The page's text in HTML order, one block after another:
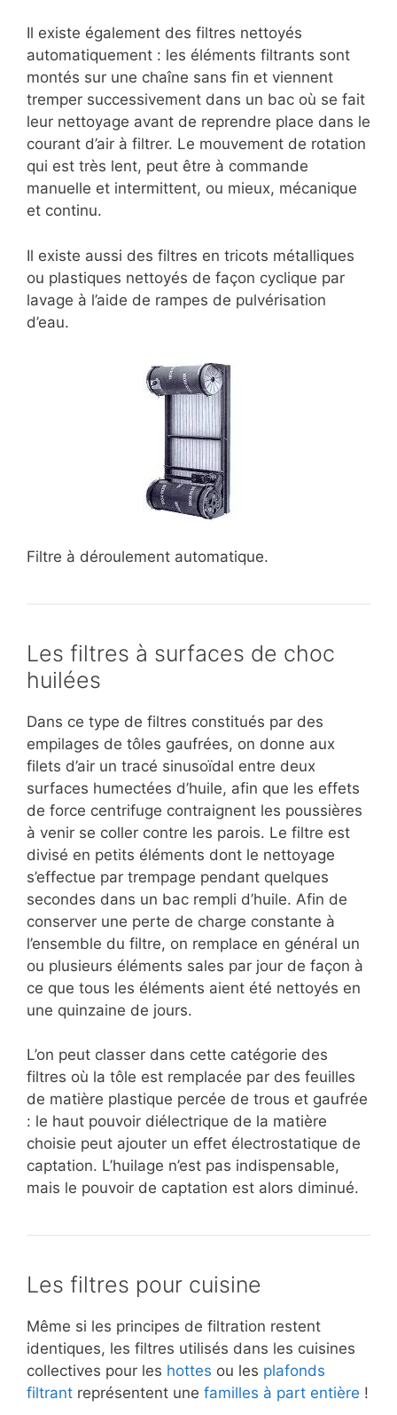
Il existe également des filtres nettoyés
automatiquement : les éléments filtrants sont
montés sur une chaîne sans fin et viennent
tremper successivement dans un bac où se fait
leur nettoyage avant de reprendre place dans le
courant d’air à filtrer. Le mouvement de rotation
qui est très lent, peut être à commande
manuelle et intermittent, ou mieux, mécanique
et continu.
Il existe aussi des filtres en tricots métalliques
ou plastiques nettoyés de façon cyclique par
lavage à l’aide de rampes de pulvérisation
d’eau.
Filtre à déroulement automatique.
Les filtres à surfaces de choc
huilées
Dans ce type de filtres constitués par des
empilages de tôles gaufrées, on donne aux
filets d’air un tracé sinusoïdal entre deux
surfaces humectées d’huile, afin que les effets
de force centrifuge contraignent les poussières
à venir se coller contre les parois. Le filtre est
divisé en petits éléments dont le nettoyage
s’effectue par trempage pendant quelques
secondes dans un bac rempli d’huile. Afin de
conserver une perte de charge constante à
l’ensemble du filtre, on remplace en général un
ou plusieurs éléments sales par jour de façon à
ce que tous les éléments aient été nettoyés en
une quinzaine de jours.
L’on peut classer dans cette catégorie des
filtres où la tôle est remplacée par des feuilles
de matière plastique percée de trous et gaufrée
: le haut pouvoir diélectrique de la matière
choisie peut ajouter un effet électrostatique de
captation. L’huilage n’est pas indispensable,
mais le pouvoir de captation est alors diminué.
Les filtres pour cuisine
Même si les principes de filtration restent
identiques, les filtres utilisés dans les cuisines
collectives pour les hottes ou les plafonds
filtrant représentent une familles à part entière !